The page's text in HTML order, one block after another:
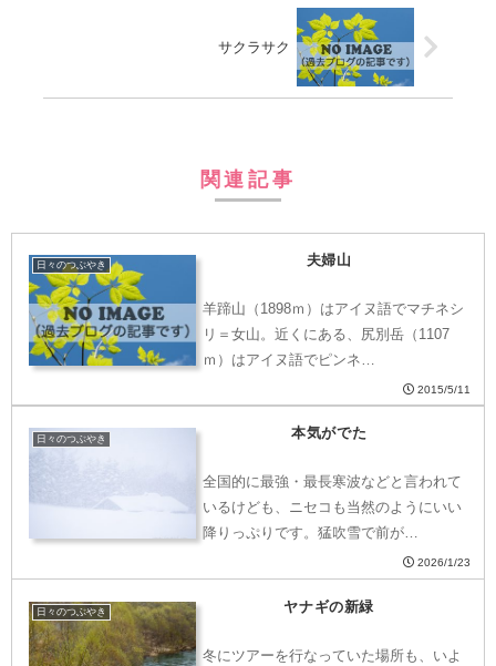
サクラサク
関連記事
日々のつぶやき 夫婦山
羊蹄山（1898ｍ）はアイヌ語でマチネシ
リ＝女山。近くにある、尻別岳（1107
ｍ）はアイヌ語でピンネ…
2015/5/11
日々のつぶやき 本気がでた
全国的に最強・最長寒波などと言われて
いるけども、ニセコも当然のようにいい
降りっぷりです。猛吹雪で前が…
2026/1/23
日々のつぶやき ヤナギの新緑
冬にツアーを行なっていた場所も、いよ